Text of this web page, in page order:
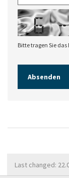
Bitte tragen Sie das
Last changed: